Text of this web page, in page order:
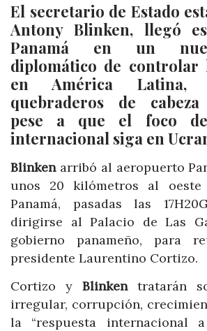
El secretario de Estado
AntonyBlinken, llegó
Panamá en un
diplomático de controlar
en América Latina,
quebraderos de
pese a que el foco
internacional siga en
Blinkenarribó al aeropuerto
unos 20 kilómetros al
Panamá, pasadas las
dirigirse al Palacio de Las
gobierno panameño, para
presidente Laurentino Cortizo.
Cortizo y Blinkentratarán
irregular, corrupción,
la “respuesta internacional